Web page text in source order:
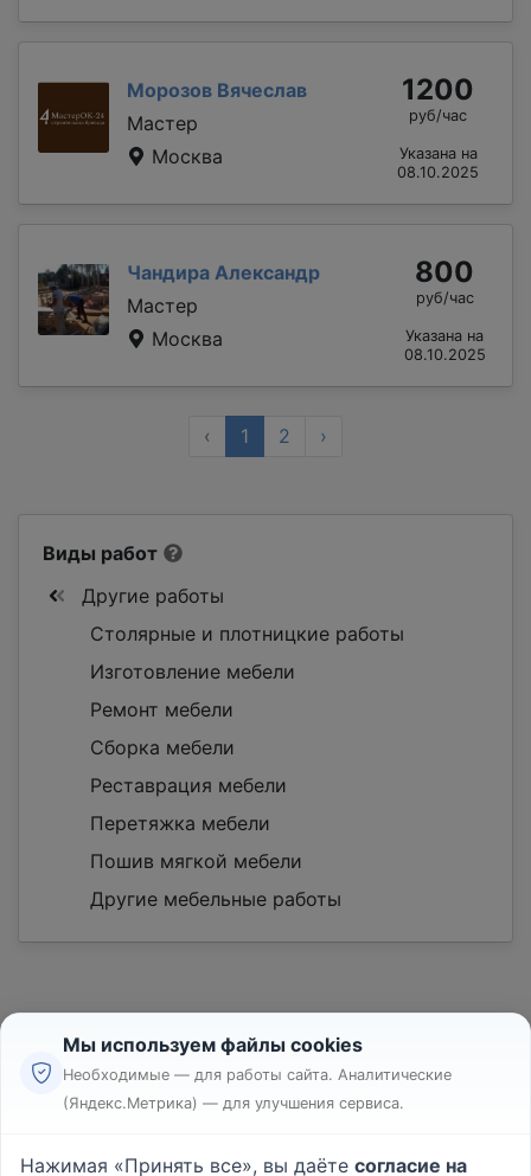
Морозов Вячеслав
Мастер
Москва
1200
руб/час
Указана на
08.10.2025
Чандира Александр
Мастер
Москва
800
руб/час
Указана на
08.10.2025
‹ 1 2 ›
Виды работ
Другие работы
Столярные и плотницкие работы
Изготовление мебели
Ремонт мебели
Сборка мебели
Реставрация мебели
Перетяжка мебели
Пошив мягкой мебели
Другие мебельные работы
Реклама
Мы используем файлы cookies
Необходимые — для работы сайта. Аналитические
(Яндекс.Метрика) — для улучшения сервиса.
Нажимая «Принять все», вы даёте согласие на